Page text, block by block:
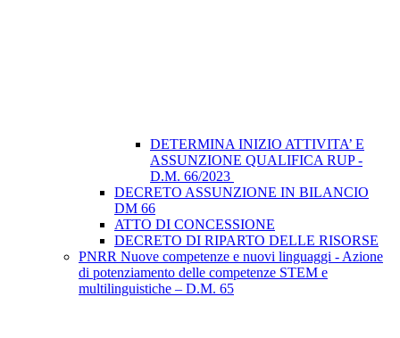
DETERMINA INIZIO ATTIVITA’ E
ASSUNZIONE QUALIFICA RUP -
D.M. 66/2023
DECRETO ASSUNZIONE IN BILANCIO
DM 66
ATTO DI CONCESSIONE
DECRETO DI RIPARTO DELLE RISORSE
PNRR Nuove competenze e nuovi linguaggi - Azione
di potenziamento delle competenze STEM e
multilinguistiche – D.M. 65